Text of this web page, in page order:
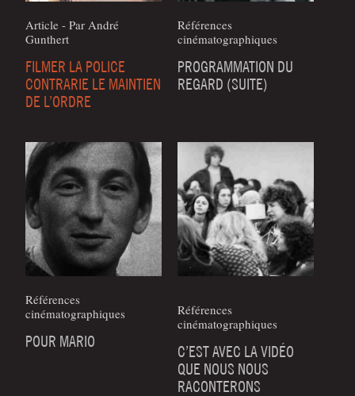
Article - Par André
Gunthert
FILMER LA POLICE
CONTRARIE LE MAINTIEN
DE L’ORDRE
Références
cinématographiques
PROGRAMMATION DU
REGARD (SUITE)
Références
cinématographiques
POUR MARIO
Références
cinématographiques
C’EST AVEC LA VIDÉO
QUE NOUS NOUS
RACONTERONS